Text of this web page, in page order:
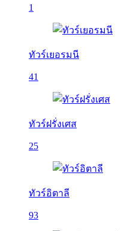
1
ทัวร์เยอรมนี
41
ทัวร์ฝรั่งเศส
25
ทัวร์อิตาลี
93